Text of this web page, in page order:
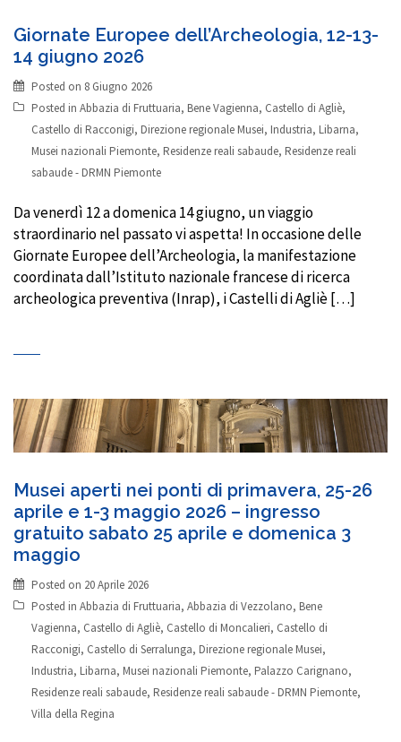
Giornate Europee dell’Archeologia, 12-13-
14 giugno 2026
Posted on 8 Giugno 2026
Posted in Abbazia di Fruttuaria, Bene Vagienna, Castello di Agliè,
Castello di Racconigi, Direzione regionale Musei, Industria, Libarna,
Musei nazionali Piemonte, Residenze reali sabaude, Residenze reali
sabaude - DRMN Piemonte
Da venerdì 12 a domenica 14 giugno, un viaggio
straordinario nel passato vi aspetta! In occasione delle
Giornate Europee dell’Archeologia, la manifestazione
coordinata dall’Istituto nazionale francese di ricerca
archeologica preventiva (Inrap), i Castelli di Agliè […]
Musei aperti nei ponti di primavera, 25-26
aprile e 1-3 maggio 2026 – ingresso
gratuito sabato 25 aprile e domenica 3
maggio
Posted on 20 Aprile 2026
Posted in Abbazia di Fruttuaria, Abbazia di Vezzolano, Bene
Vagienna, Castello di Agliè, Castello di Moncalieri, Castello di
Racconigi, Castello di Serralunga, Direzione regionale Musei,
Industria, Libarna, Musei nazionali Piemonte, Palazzo Carignano,
Residenze reali sabaude, Residenze reali sabaude - DRMN Piemonte,
Villa della Regina